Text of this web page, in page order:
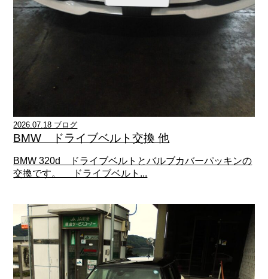
2026.07.18 ブログ
BMW ドライブベルト交換 他
BMW 320d ドライブベルトとバルブカバーパッキンの
交換です。 ドライブベルト...